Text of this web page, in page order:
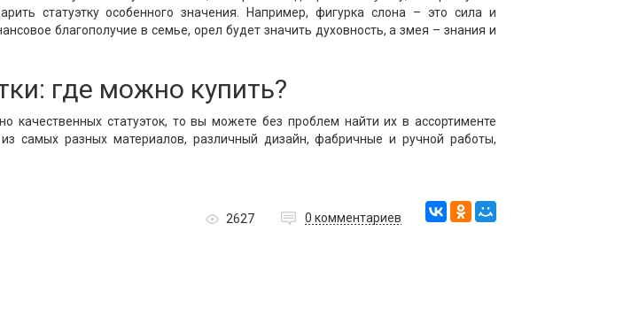
статуэтку особенного значения. Например, фигурка слона – это сила и
благополучие в семье, орел будет значить духовность, а змея – знания и
где можно купить?
качественных статуэток, то вы можете без проблем найти их в ассортименте
самых разных материалов, различный дизайн, фабричные и ручной работы,
0 комментариев
2627